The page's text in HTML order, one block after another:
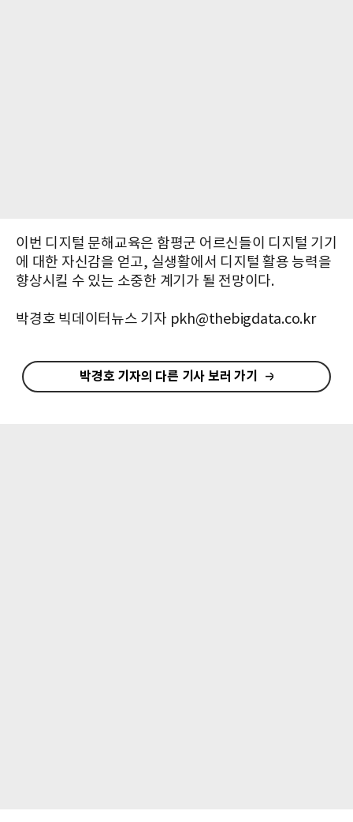
이번 디지털 문해교육은 함평군 어르신들이 디지털 기기
에 대한 자신감을 얻고, 실생활에서 디지털 활용 능력을
향상시킬 수 있는 소중한 계기가 될 전망이다.
박경호 빅데이터뉴스 기자 pkh@thebigdata.co.kr
박경호 기자의 다른 기사 보러 가기